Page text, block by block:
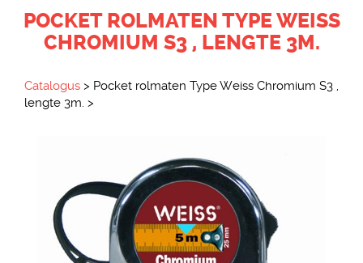
POCKET ROLMATEN TYPE WEISS
CHROMIUM S3 , LENGTE 3M.
Catalogus > Pocket rolmaten Type Weiss Chromium S3 ,
lengte 3m. >